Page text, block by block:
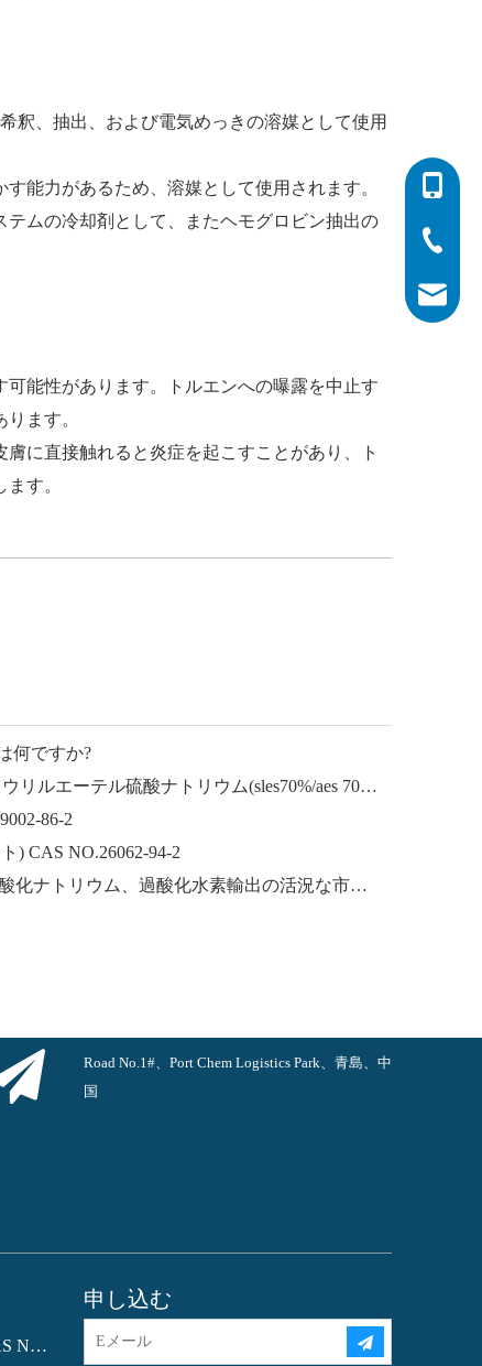
釈、抽出、および電気めっきの溶媒として使用
能力があるため、溶媒として使用されます。
ムの冷却剤として、またヘモグロビン抽出の
能性があります。トルエンへの曝露を中止す
ます。
に直接触れると炎症を起こすことがあり、ト
す。
何ですか?
ラウリルエーテルナトリウム ラウリルエーテル硫酸ナトリウム(sles70%/aes 70%) CAS NO.: 68585-34-2sles70%/aes 70%) CAS NO.: 68585-34-2
86-2
) CAS NO.26062-94-2
中国からの水酸化カリウム、水酸化ナトリウム、過酸化水素輸出の活況な市場：過去 1 年間の振り返り
0086-
0086-
0086-
Road No.1#、Port Chem Logistics Park、青島、中
国
フタル酸ジオクチル (DOP) CAS NO.:117-81-7
申し込む